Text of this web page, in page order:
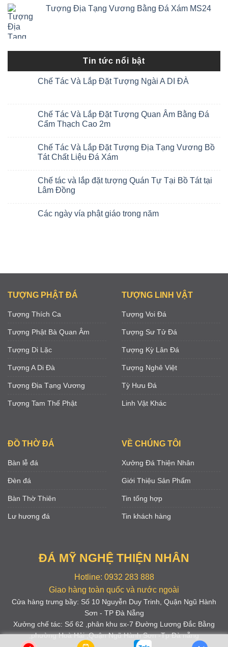
Tượng Địa Tạng Vương Bằng Đá Xám MS24
Tin tức nổi bật
Chế Tác Và Lắp Đặt Tượng Ngài A DI ĐÀ
Chế Tác Và Lắp Đặt Tượng Quan Âm Bằng Đá
Cẩm Thạch Cao 2m
Chế Tác Và Lắp Đặt Tượng Địa Tạng Vương Bồ
Tát Chất Liệu Đá Xám
Chế tác và lắp đặt tượng Quán Tự Tại Bồ Tát tại
Lâm Đồng
Các ngày vía phật giáo trong năm
TƯỢNG PHẬT ĐÁ
Tượng Thích Ca
Tượng Phật Bà Quan Âm
Tượng Di Lặc
Tượng A Di Đà
Tượng Địa Tạng Vương
Tượng Tam Thế Phật
TƯỢNG LINH VẬT
Tượng Voi Đá
Tượng Sư Tử Đá
Tượng Kỳ Lân Đá
Tượng Nghê Việt
Tỳ Hưu Đá
Linh Vật Khác
ĐỒ THỜ ĐÁ
Bàn lễ đá
Đèn đá
Bàn Thờ Thiên
Lư hương đá
VỀ CHÚNG TÔI
Xưởng Đá Thiện Nhân
Giới Thiệu Sản Phẩm
Tin tổng hợp
Tin khách hàng
ĐÁ MỸ NGHỆ THIỆN NHÂN
Hotline: 0932 283 888
Giao hàng toàn quốc và nước ngoài
Cửa hàng trưng bầy: Số 10 Nguyễn Duy Trinh, Quận Ngũ Hành
Sơn - TP Đà Nẵng
Xưởng chế tác: Số 62 ,phân khu sx-7 Đường Lương Đắc Bằng
,phường Hoà Hải ,Quận Ngũ Hành Sơn -Tp Đà nẵng